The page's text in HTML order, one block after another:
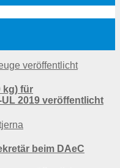
kg) für
2019 veröffentlicht
beim DAeC